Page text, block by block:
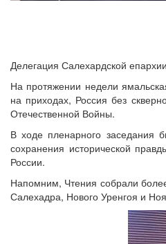
Делегация Салехардской
На протяжении недели
на приходах, Россия без
Отечественной Войны.
В ходе пленарного заседания
сохранения исторической
России.
Напомним, Чтения собрали
Салехадра, Нового Уренгоя и